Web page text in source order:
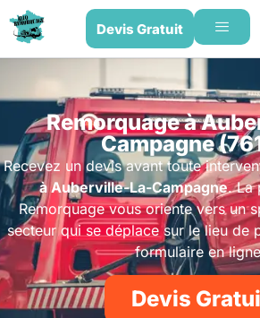
Devis Gratuit
Remorquage à
Campagne
Recevez un devis avant toute
à Auberville-La-Campagne. La
Remorquage vous oriente vers un
secteur qui se déplace sur le lieu de
formulaire en
Devis